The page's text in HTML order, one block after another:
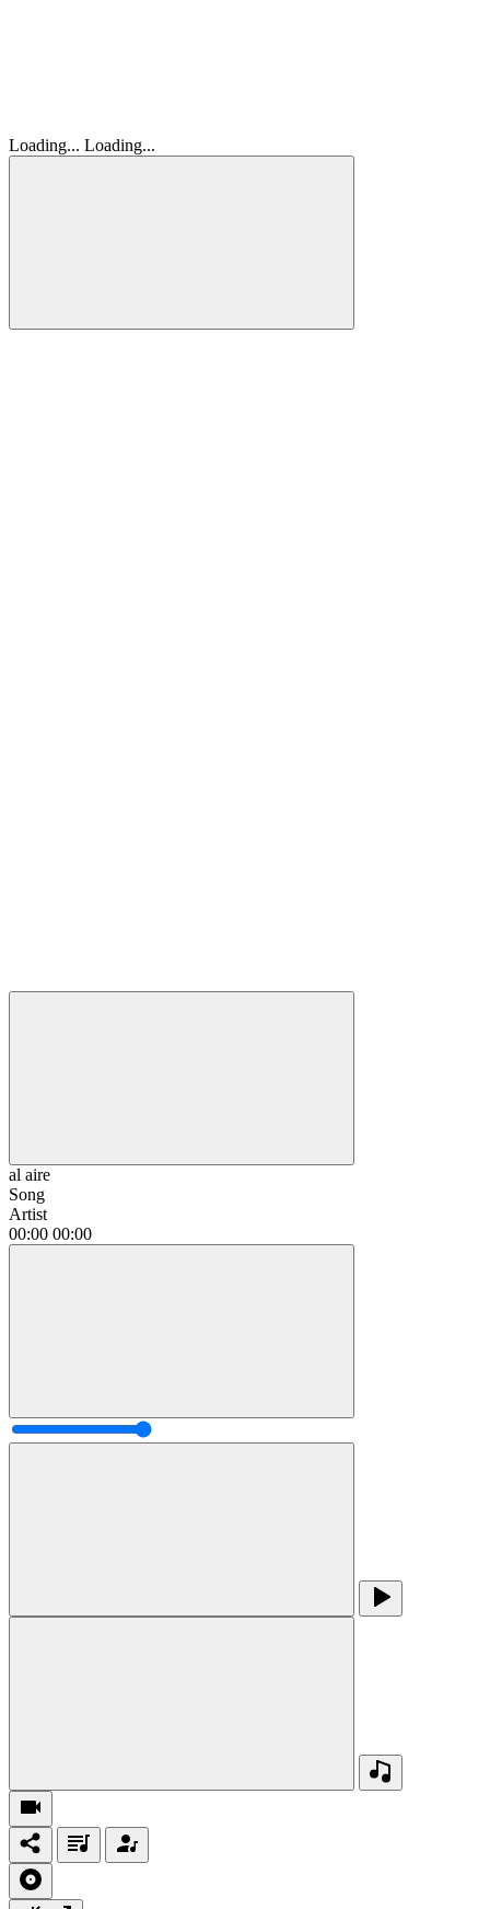
Loading... Loading...
al aire
Song
Artist
00:00 00:00